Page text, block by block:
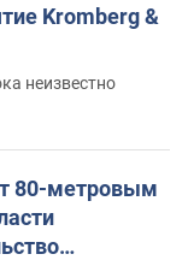
Kromberg &
неизвестно
80-метровым